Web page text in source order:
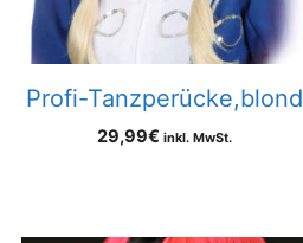
Profi-Tanzperücke,blond
29,99€ inkl. MwSt.